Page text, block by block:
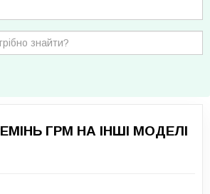
ГРМ НА ІНШІ МОДЕЛІ